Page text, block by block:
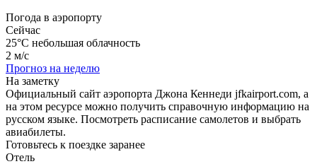
Погода в аэропорту
Сейчас
25°C небольшая облачность
2 м/с
Прогноз на неделю
На заметку
Официальный сайт аэропорта Джона Кеннеди jfkairport.com, а
на этом ресурсе можно получить справочную информацию на
русском языке. Посмотреть расписание самолетов и выбрать
авиабилеты.
Готовьтесь к поездке заранее
Отель